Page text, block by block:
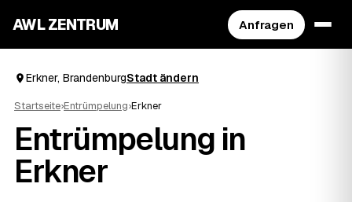
AWL ZENTRUM Anfragen
Erkner, BrandenburgStadt ändern
Startseite›Entrümpelung›Erkner
Entrümpelung in
Erkner